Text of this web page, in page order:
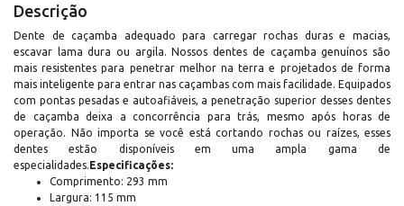
Descrição
Dente de caçamba adequado para carregar rochas duras e macias,
escavar lama dura ou argila. Nossos dentes de caçamba genuínos são
mais resistentes para penetrar melhor na terra e projetados de forma
mais inteligente para entrar nas caçambas com mais facilidade. Equipados
com pontas pesadas e autoafiáveis, a penetração superior desses dentes
de caçamba deixa a concorrência para trás, mesmo após horas de
operação. Não importa se você está cortando rochas ou raízes, esses
dentes estão disponíveis em uma ampla gama de
especialidades.Especificações:
Comprimento: 293 mm
Largura: 115 mm